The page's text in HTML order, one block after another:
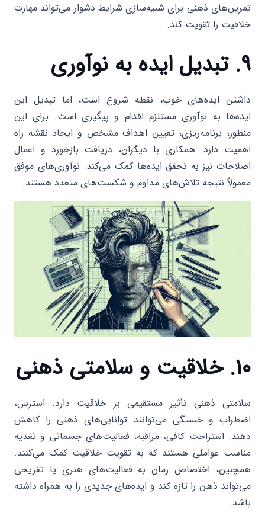
تمرین‌های ذهنی برای شبیه‌سازی شرایط دشوار می‌تواند مهارت
خلاقیت را تقویت کند.
۹. تبدیل ایده به نوآوری
داشتن ایده‌های خوب، نقطه شروع است، اما تبدیل این
ایده‌ها به نوآوری مستلزم اقدام و پیگیری است. برای این
منظور، برنامه‌ریزی، تعیین اهداف مشخص و ایجاد نقشه راه
اهمیت دارد. همکاری با دیگران، دریافت بازخورد و اعمال
اصلاحات نیز به تحقق ایده‌ها کمک می‌کند. نوآوری‌های موفق
معمولاً نتیجه تلاش‌های مداوم و شکست‌های متعدد هستند.
۱۰. خلاقیت و سلامتی ذهنی
سلامتی ذهنی تأثیر مستقیمی بر خلاقیت دارد. استرس،
اضطراب و خستگی می‌توانند توانایی‌های ذهنی را کاهش
دهند. استراحت کافی، مراقبه، فعالیت‌های جسمانی و تغذیه
مناسب عواملی هستند که به تقویت خلاقیت کمک می‌کنند.
همچنین، اختصاص زمان به فعالیت‌های هنری یا تفریحی
می‌تواند ذهن را تازه کند و ایده‌های جدیدی را به همراه داشته
باشد.